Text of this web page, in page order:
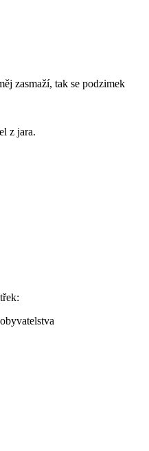
zasmaží, tak se podzimek
z jara.